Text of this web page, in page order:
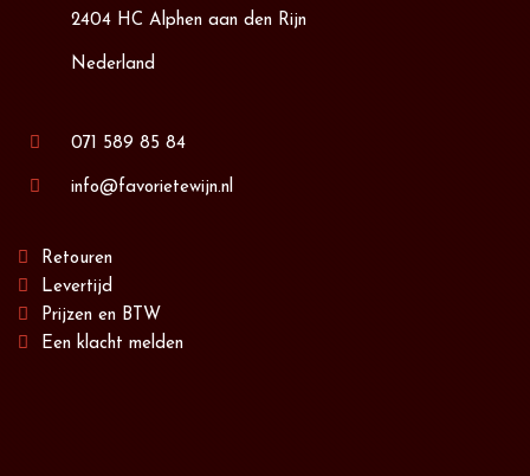
2404 HC Alphen aan den Rijn
Nederland
071 589 85 84
info@favorietewijn.nl
Retouren
Levertijd
Prijzen en BTW
Een klacht melden